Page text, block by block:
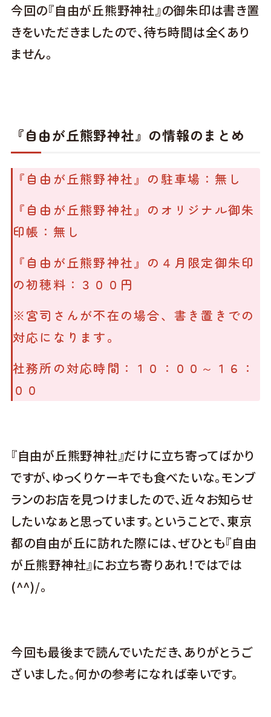
今回の『自由が丘熊野神社』の御朱印は書き置
きをいただきましたので、待ち時間は全くあり
ません。
『自由が丘熊野神社』の情報のまとめ
『自由が丘熊野神社』の駐車場：無し
『自由が丘熊野神社』のオリジナル御朱
印帳：無し
『自由が丘熊野神社』の４月限定御朱印
の初穂料：３００円
※宮司さんが不在の場合、書き置きでの
対応になります。
社務所の対応時間：１０：００～１６：
００
『自由が丘熊野神社』だけに立ち寄ってばかり
ですが、ゆっくりケーキでも食べたいな。モンブ
ランのお店を見つけましたので、近々お知らせ
したいなぁと思っています。ということで、東京
都の自由が丘に訪れた際には、ぜひとも『自由
が丘熊野神社』にお立ち寄りあれ！ではでは
(^^)/。
今回も最後まで読んでいただき、ありがとうご
ざいました。何かの参考になれば幸いです。